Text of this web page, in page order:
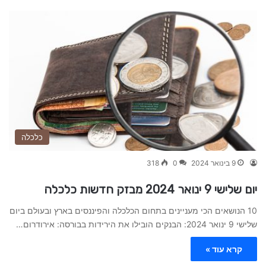
כלכלה
9 בינואר 2024 0
318
יום שלישי 9 ינואר 2024 מבזק חדשות כלכלה
10 הנושאים הכי מעניינים בתחום הכלכלה והפיננסים בארץ ובעולם ביום
שלישי 9 ינואר 2024: הבנקים הובילו את הירידות בבורסה: אירודרום…
קרא עוד »